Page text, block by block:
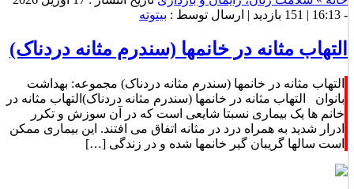
- 16:13 |
151 بازدید | ارسال توسط : بیتوته
التهاب مثانه در خانمها (سندرم مثانه دردناک)
التهاب مثانه در خانمها (سندرم مثانه دردناک) مجموعه: بهداشت
بانوان التهاب مثانه در خانمها (سندرم مثانه دردناک)التهاب مثانه در
خانم ها یک بیماری نسبتا شایعی است که در آن سوزش و تکرر
ادرار شدید به همراه درد در مثانه اتفاق می افتند. این بیماری ممکن
است سالها گریبان گیر خانمها شده و در زندگی […]